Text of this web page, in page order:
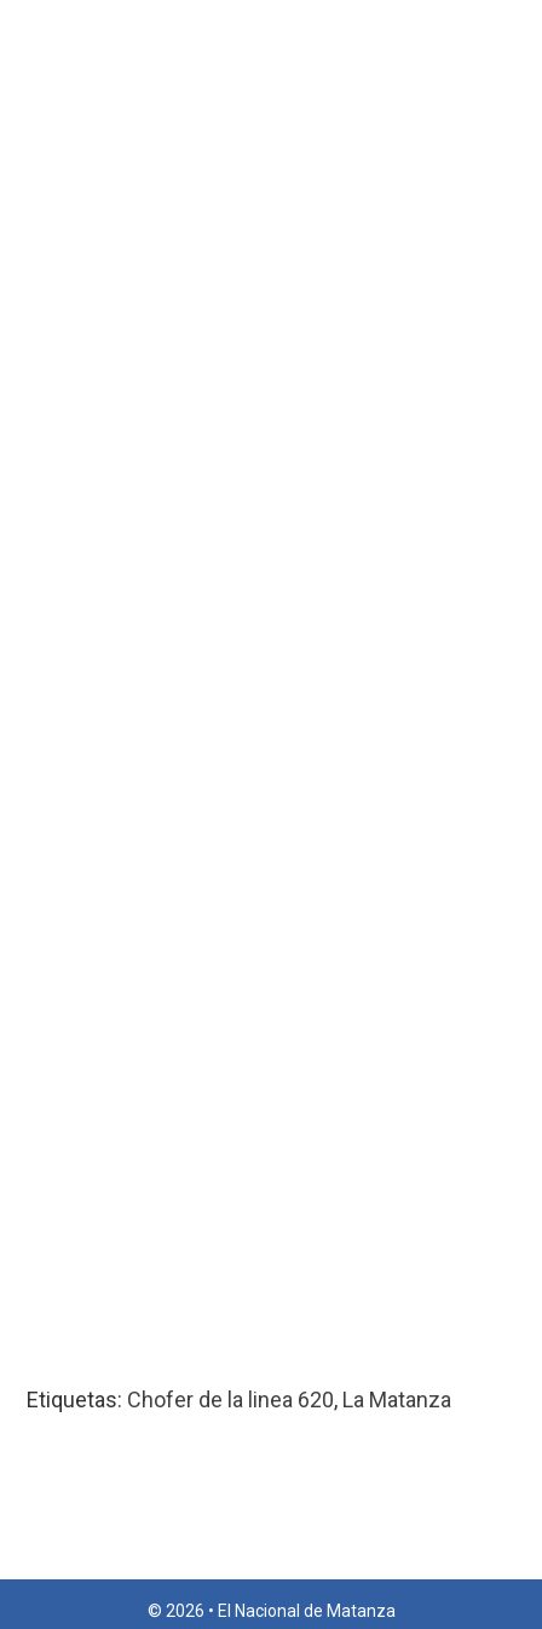
Etiquetas: Chofer de la linea 620, La Matanza
© 2026 • El Nacional de Matanza